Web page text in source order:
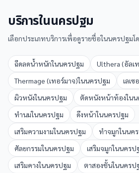
บริการในนครปฐม
เลือกประเภทบริการเพื่อดูรายชื่อในนครปฐมโ
ฉีดลดน้ำหนักในนครปฐม Ulthera (อัลเ
Thermage (เทอร์มาจ)ในนครปฐม เลเซ
ผิวหนังในนครปฐม ตัดหนังหน้าท้องในน
ทำนมในนครปฐม ดึงหน้าในนครปฐม
เสริมความงามในนครปฐม ทำจมูกในนค
ศัลยกรรมในนครปฐม เสริมจมูกในนครป
เสริมคางในนครปฐม ตาสองชั้นในนครป